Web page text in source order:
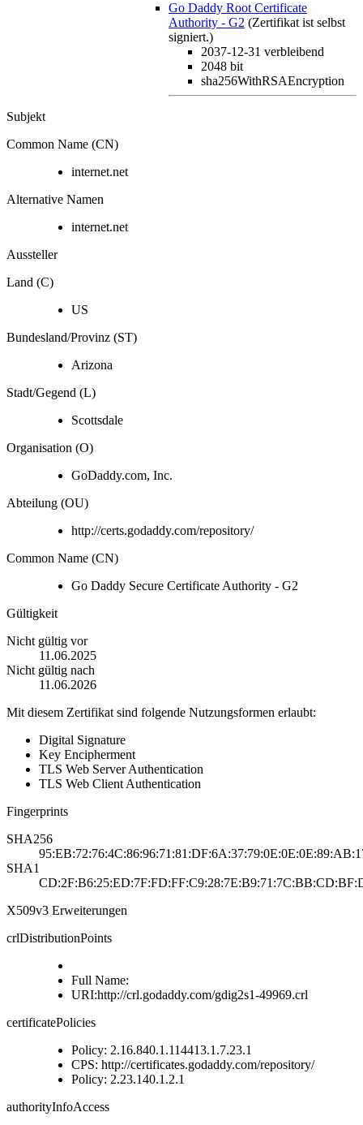
Go Daddy Root Certificate
Authority - G2 (Zertifikat ist selbst
signiert.)
2037-12-31 verbleibend
2048 bit
sha256WithRSAEncryption
Subjekt
Common Name (CN)
internet.net
Alternative Namen
internet.net
Aussteller
Land (C)
US
Bundesland/Provinz (ST)
Arizona
Stadt/Gegend (L)
Scottsdale
Organisation (O)
GoDaddy.com, Inc.
Abteilung (OU)
http://certs.godaddy.com/repository/
Common Name (CN)
Go Daddy Secure Certificate Authority - G2
Gültigkeit
Nicht gültig vor
11.06.2025
Nicht gültig nach
11.06.2026
Mit diesem Zertifikat sind folgende Nutzungsformen erlaubt:
Digital Signature
Key Encipherment
TLS Web Server Authentication
TLS Web Client Authentication
Fingerprints
SHA256
SHA1
X509v3 Erweiterungen
crlDistributionPoints
Full Name:
URI:http://crl.godaddy.com/gdig2s1-49969.crl
certificatePolicies
Policy: 2.16.840.1.114413.1.7.23.1
CPS: http://certificates.godaddy.com/repository/
Policy: 2.23.140.1.2.1
authorityInfoAccess